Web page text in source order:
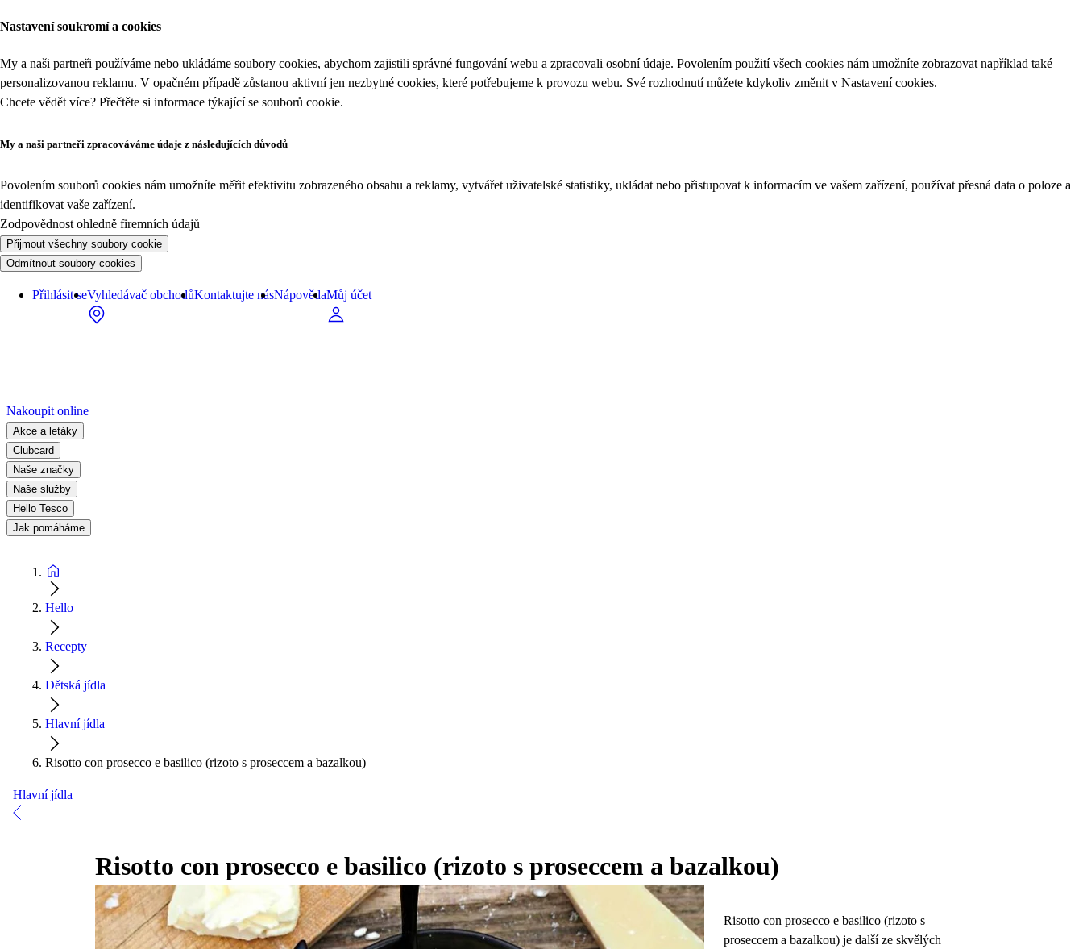
Nastavení soukromí a cookies
My a naši partneři používáme nebo ukládáme soubory cookies, abychom zajistili správné fungování webu a zpracovali osobní údaje. Povolením použití všech cookies nám umožníte zobrazovat například také
personalizovanou reklamu. V opačném případě zůstanou aktivní jen nezbytné cookies, které potřebujeme k provozu webu. Své rozhodnutí můžete kdykoliv změnit v Nastavení cookies.
Chcete vědět více? Přečtěte si informace týkající se souborů cookie.
My a naši partneři zpracováváme údaje z následujících důvodů
Povolením souborů cookies nám umožníte měřit efektivitu zobrazeného obsahu a reklamy, vytvářet uživatelské statistiky, ukládat nebo přistupovat k informacím ve vašem zařízení, používat přesná data o poloze a
identifikovat vaše zařízení.
Zodpovědnost ohledně firemních údajů
Přijmout všechny soubory cookie
Odmítnout soubory cookies
Přihlásit seVyhledávač obchodůKontaktujte násNápovědaMůj účet
Nakoupit online
Akce a letáky
Clubcard
Naše značky
Naše služby
Hello Tesco
Jak pomáháme
Hello
Recepty
Dětská jídla
Hlavní jídla
Risotto con prosecco e basilico (rizoto s proseccem a bazalkou)
Hlavní jídla
Risotto con prosecco e basilico (rizoto s proseccem a bazalkou)
Risotto con prosecco e basilico (rizoto s
proseccem a bazalkou) je další ze skvělých